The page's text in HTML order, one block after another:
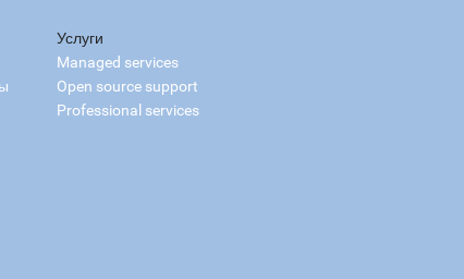
Услуги
Managed services
Open source support
Professional services